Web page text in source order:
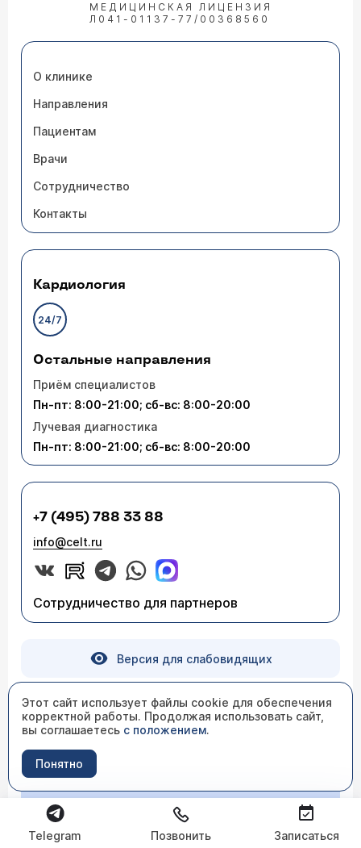
МЕДИЦИНСКАЯ ЛИЦЕНЗИЯ
Л041-01137-77/00368560
О клинике
Направления
Пациентам
Врачи
Сотрудничество
Контакты
Кардиология
24/7
Остальные направления
Приём специалистов
Пн-пт: 8:00-21:00; сб-вс: 8:00-20:00
Лучевая диагностика
Пн-пт: 8:00-21:00; сб-вс: 8:00-20:00
+7 (495) 788 33 88
info@celt.ru
Сотрудничество для партнеров
Версия для слабовидящих
Независимая оценка качества
Этот сайт использует файлы cookie для обеспечения
корректной работы. Продолжая использовать сайт,
вы соглашаетесь с положением.
Понятно
Telegram Позвонить Записаться